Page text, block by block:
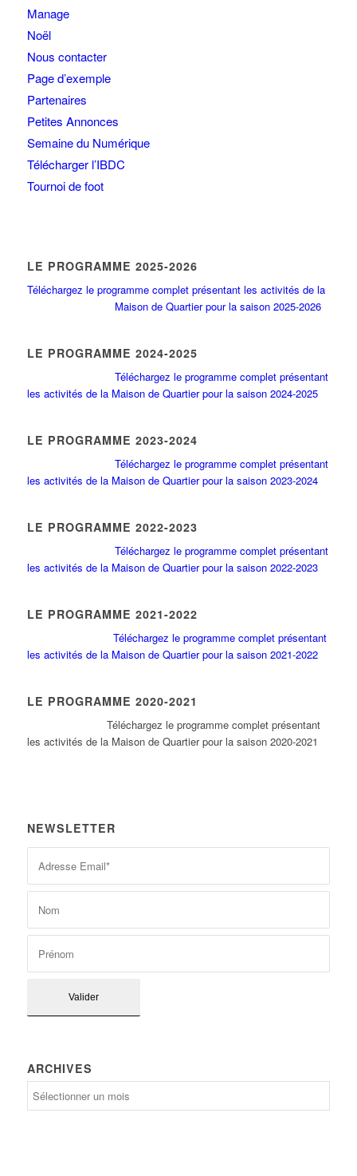
Manage
Noël
Nous contacter
Page d’exemple
Partenaires
Petites Annonces
Semaine du Numérique
Télécharger l’IBDC
Tournoi de foot
LE PROGRAMME 2025-2026
Téléchargez le programme complet présentant les activités de la
Maison de Quartier pour la saison 2025-2026
LE PROGRAMME 2024-2025
Téléchargez le programme complet présentant
les activités de la Maison de Quartier pour la saison 2024-2025
LE PROGRAMME 2023-2024
Téléchargez le programme complet présentant
les activités de la Maison de Quartier pour la saison 2023-2024
LE PROGRAMME 2022-2023
Téléchargez le programme complet présentant
les activités de la Maison de Quartier pour la saison 2022-2023
LE PROGRAMME 2021-2022
Téléchargez le programme complet présentant
les activités de la Maison de Quartier pour la saison 2021-2022
LE PROGRAMME 2020-2021
Téléchargez le programme complet présentant
les activités de la Maison de Quartier pour la saison 2020-2021
NEWSLETTER
ARCHIVES